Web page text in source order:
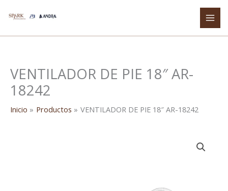
VENTILADOR DE PIE 18″ AR-
18242
Inicio Productos VENTILADOR DE PIE 18″ AR-18242